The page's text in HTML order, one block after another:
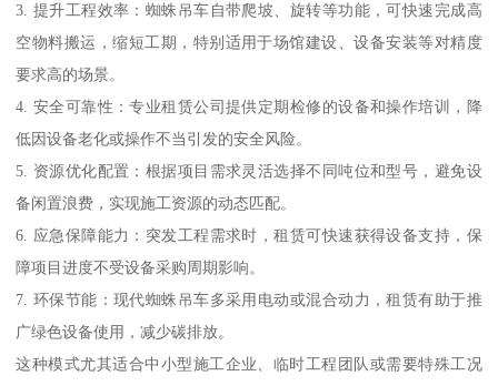
3. 提升工程效率：蜘蛛吊车自带爬坡、旋转等功能，可快速完成高
空物料搬运，缩短工期，特别适用于场馆建设、设备安装等对精度
要求高的场景。
4. 安全可靠性：专业租赁公司提供定期检修的设备和操作培训，降
低因设备老化或操作不当引发的安全风险。
5. 资源优化配置：根据项目需求灵活选择不同吨位和型号，避免设
备闲置浪费，实现施工资源的动态匹配。
6. 应急保障能力：突发工程需求时，租赁可快速获得设备支持，保
障项目进度不受设备采购周期影响。
7. 环保节能：现代蜘蛛吊车多采用电动或混合动力，租赁有助于推
广绿色设备使用，减少碳排放。
这种模式尤其适合中小型施工企业、临时工程团队或需要特殊工况